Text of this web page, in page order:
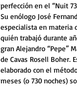
perfección en el “Nuit
Su enólogo José
especialista en materia
quién trabajó durante
gran Alejandro “Pepe”
de Cavas Rosell Boher.
elaborado con el
meses (o 730 noches)